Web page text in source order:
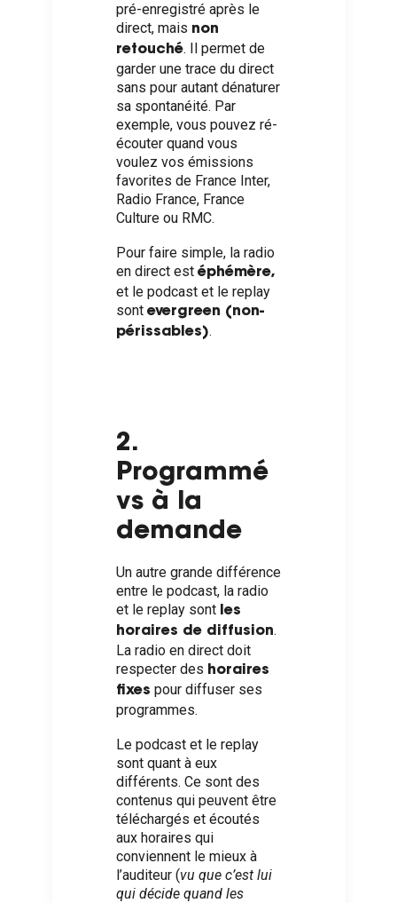
pré-enregistré après le
direct, mais non
retouché. Il permet de
garder une trace du direct
sans pour autant dénaturer
sa spontanéité. Par
exemple, vous pouvez ré-
écouter quand vous
voulez vos émissions
favorites de France Inter,
Radio France, France
Culture ou RMC.
Pour faire simple, la radio
en direct est éphémère,
et le podcast et le replay
sont evergreen (non-
périssables).
2.
Programmé
vs à la
demande
Un autre grande différence
entre le podcast, la radio
et le replay sont les
horaires de diffusion.
La radio en direct doit
respecter des horaires
fixes pour diffuser ses
programmes.
Le podcast et le replay
sont quant à eux
différents. Ce sont des
contenus qui peuvent être
téléchargés et écoutés
aux horaires qui
conviennent le mieux à
l’auditeur (vu que c’est lui
qui décide quand les